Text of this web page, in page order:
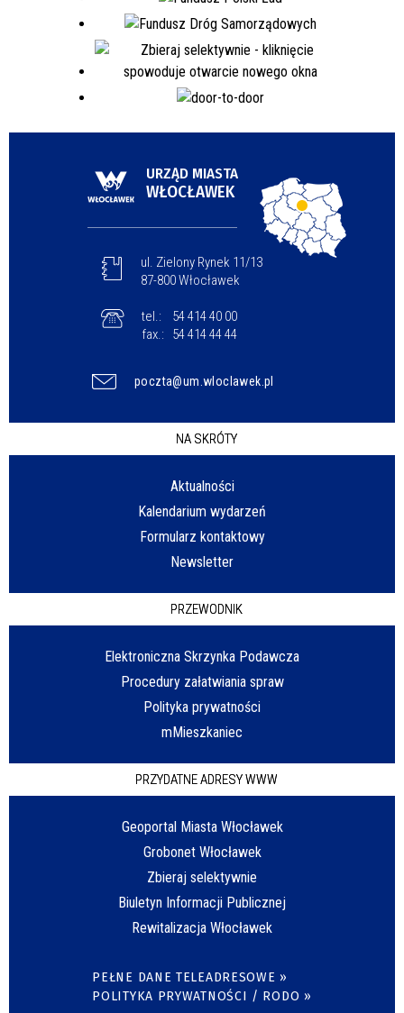
URZĄD MIASTA
WŁOCŁAWEK
ul. Zielony Rynek 11/13
87-800 Włocławek
tel.:
54 414 40 00
fax.:
54 414 44 44
poczta@um.wloclawek.pl
NA SKRÓTY
Aktualności
Kalendarium wydarzeń
Formularz kontaktowy
Newsletter
PRZEWODNIK
Elektroniczna Skrzynka Podawcza
Procedury załatwiania spraw
Polityka prywatności
mMieszkaniec
PRZYDATNE ADRESY WWW
Geoportal Miasta Włocławek
Grobonet Włocławek
Zbieraj selektywnie
Biuletyn Informacji Publicznej
Rewitalizacja Włocławek
PEŁNE DANE TELEADRESOWE »
POLITYKA PRYWATNOŚCI / RODO »